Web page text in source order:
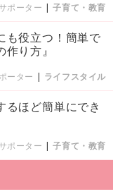
ポーター |子育て・教育
も役立つ！簡単で
り方』
ーター | ライフスタイル
るほど簡単にでき
ポーター |子育て・教育